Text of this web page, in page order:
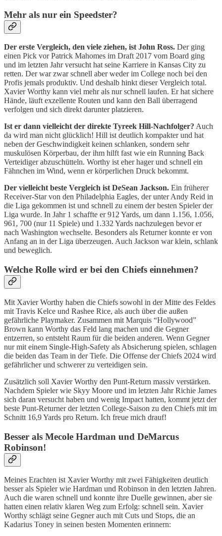
Mehr als nur ein Speedster?
Der erste Vergleich, den viele ziehen, ist John Ross. Der ging
einen Pick vor Patrick Mahomes im Draft 2017 vom Board ging
und im letzten Jahr versucht hat seine Karriere in Kansas City zu
retten. Der war zwar schnell aber weder im College noch bei den
Profis jemals produktiv. Und deshalb hinkt dieser Vergleich total.
Xavier Worthy kann viel mehr als nur schnell laufen. Er hat sichere
Hände, läuft exzellente Routen und kann den Ball überragend
verfolgen und sich direkt darunter platzieren.
Ist er dann vielleicht der direkte Tyreek Hill-Nachfolger? Auch
da wird man nicht glücklich! Hill ist deutlich kompakter und hat
neben der Geschwindigkeit keinen schlanken, sondern sehr
muskulösen Körperbau, der ihm hilft fast wie ein Running Back
Verteidiger abzuschütteln. Worthy ist eher hager und schnell ein
Fähnchen im Wind, wenn er körperlichen Druck bekommt.
Der vielleicht beste Vergleich ist DeSean Jackson. Ein früherer
Receiver-Star von den Philadelphia Eagles, der unter Andy Reid in
die Liga gekommen ist und schnell zu einem der besten Spieler der
Liga wurde. In Jahr 1 schaffte er 912 Yards, um dann 1.156, 1.056,
961, 700 (nur 11 Spiele) und 1.332 Yards nachzulegen bevor er
nach Washington wechselte. Besonders als Returner konnte er von
Anfang an in der Liga überzeugen. Auch Jackson war klein, schlank
und beweglich.
Welche Rolle wird er bei den Chiefs einnehmen?
Mit Xavier Worthy haben die Chiefs sowohl in der Mitte des Feldes
mit Travis Kelce und Rashee Rice, als auch über die außen
gefährliche Playmaker. Zusammen mit Marquis “Hollywood”
Brown kann Worthy das Feld lang machen und die Gegner
entzerren, so entsteht Raum für die beiden anderen. Wenn Gegner
nur mit einem Single-High-Safety als Absicherung spielen, schlagen
die beiden das Team in der Tiefe. Die Offense der Chiefs 2024 wird
gefährlicher und schwerer zu verteidigen sein.
Zusätzlich soll Xavier Worthy den Punt-Return massiv verstärken.
Nachdem Spieler wie Skyy Moore und im letzten Jahr Richie James
sich daran versucht haben und wenig Impact hatten, kommt jetzt der
beste Punt-Returner der letzten College-Saison zu den Chiefs mit im
Schnitt 16,9 Yards pro Return. Ich freue mich drauf!
Besser als Mecole Hardman und DeMarcus
Robinson!
Meines Erachten ist Xavier Worthy mit zwei Fähigkeiten deutlich
besser als Spieler wie Hardman und Robinson in den letzten Jahren.
Auch die waren schnell und konnte ihre Duelle gewinnen, aber sie
hatten einen relativ klaren Weg zum Erfolg: schnell sein. Xavier
Worthy schlägt seine Gegner auch mit Cuts und Stops, die an
Kadarius Toney in seinen besten Momenten erinnern: